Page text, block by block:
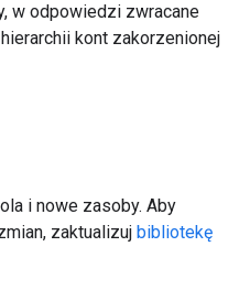
w odpowiedzi zwracane
kont zakorzenionej
i nowe zasoby. Aby
zaktualizuj bibliotekę